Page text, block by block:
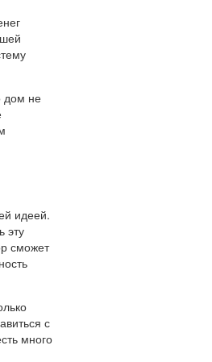
дом не
идеей.
эту
сможет
с
много